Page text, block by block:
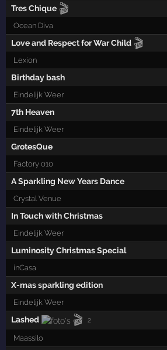
Tres Chique 🎬
Ocean Diva
Love and Respect for War Child 🎬
Lexion
Birthday bash
Eindelijk Weer
7th Heaven
Eindelijk Weer
GrotesQue
Factory 010
A Sparkling New Years Dance
Crystal Venue
In Touch with Christmas
Eindelijk Weer
Luminosity Christmas Special
inCasa
X-mas sparkling edition
Eindelijk Weer
Lashed 🎬 2
Maassilo